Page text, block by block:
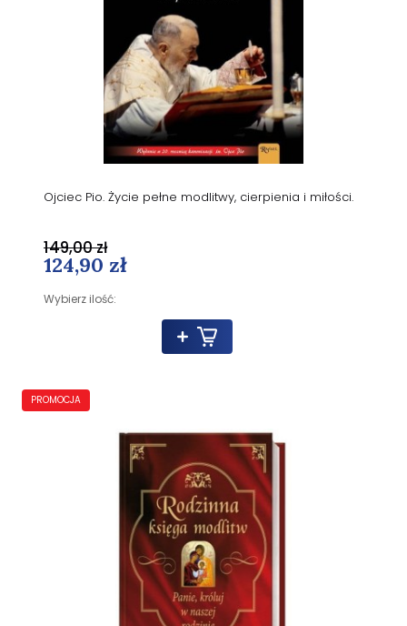
Ojciec Pio. Życie pełne modlitwy, cierpienia i miłości.
124,90 zł
Wybierz ilość:
149,00 zł
PROMOCJA